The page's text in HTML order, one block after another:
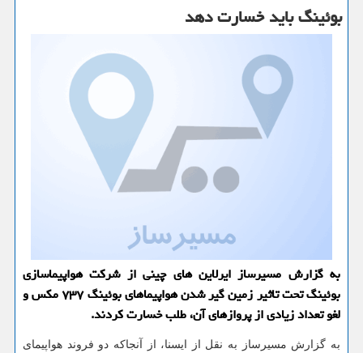
بوئینگ باید خسارت دهد
به گزارش مسیرساز ایرلاین های چینی از شركت هواپیماسازی
بوئینگ تحت تاثیر زمین گیر شدن هواپیماهای بوئینگ ۷۳۷ مكس و
لغو تعداد زیادی از پروازهای آن، طلب خسارت كردند.
به گزارش مسیرساز به نقل از ایسنا، از آنجاكه دو فروند هواپیمای